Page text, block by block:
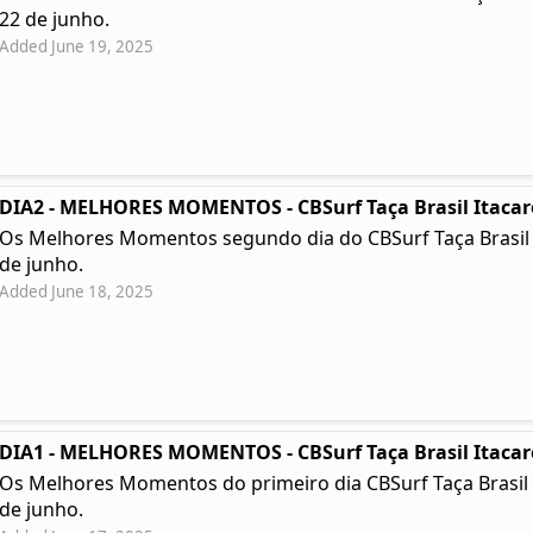
de junho.
June 19, 2025
- MELHORES MOMENTOS - CBSurf Taça Brasil
Melhores Momentos segundo dia do CBSurf Taça
junho.
June 18, 2025
- MELHORES MOMENTOS - CBSurf Taça Brasil
Melhores Momentos do primeiro dia CBSurf Taça Brasil
junho.